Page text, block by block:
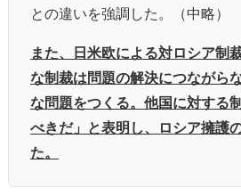
との違いを強調した。（中略）
また、日米欧による対ロシア制
な制裁は問題の解決につながら
な問題をつくる。他国に対する
べきだ」と表明し、ロシア擁護
た。